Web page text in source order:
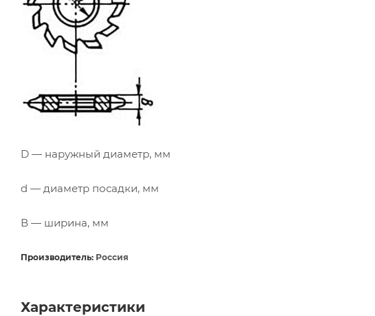
D — наружный диаметр, мм
d — диаметр посадки, мм
В — ширина, мм
Производитель: Россия
Характеристики